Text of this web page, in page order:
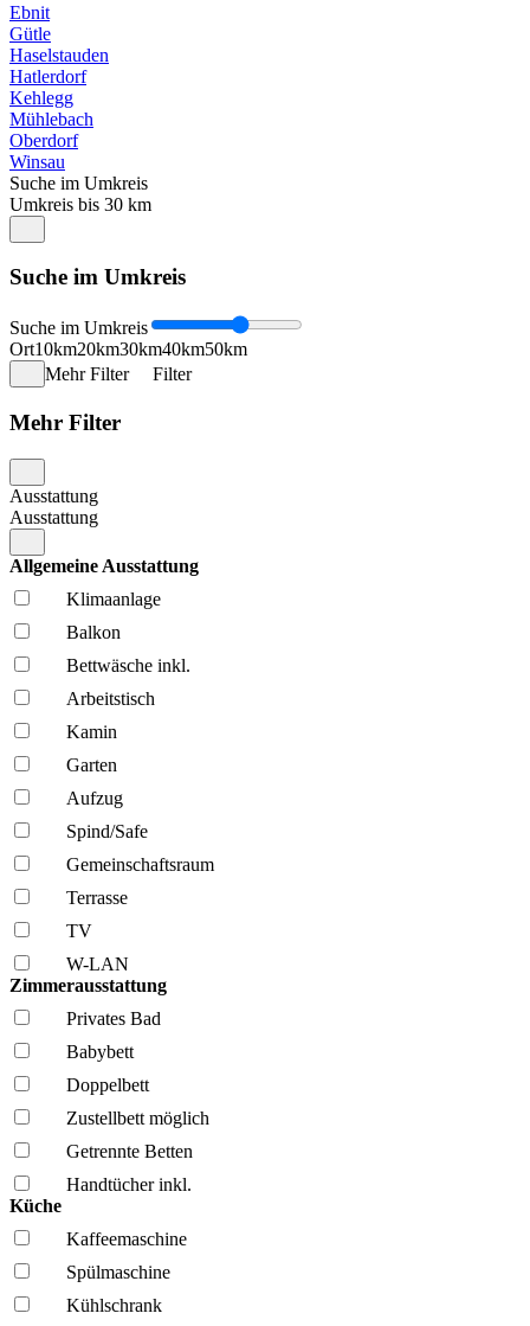
Ebnit
Gütle
Haselstauden
Hatlerdorf
Kehlegg
Mühlebach
Oberdorf
Winsau
Suche im Umkreis
Umkreis bis 30 km
Suche im Umkreis
Suche im Umkreis
Ort10km20km30km40km50km
Mehr Filter
Filter
Mehr Filter
Ausstattung
Ausstattung
Allgemeine Ausstattung
Klima­anlage
Balkon
Bettwäsche inkl.
Arbeitstisch
Kamin
Garten
Aufzug
Spind/Safe
Gemeinschafts­raum
Terrasse
TV
W-LAN
Zimmerausstattung
Privates Bad
Babybett
Doppelbett
Zustellbett möglich
Getrennte Betten
Handtücher inkl.
Küche
Kaffee­maschine
Spül­maschine
Kühl­schrank